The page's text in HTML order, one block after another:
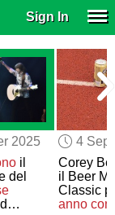
Sign In
2025
il
del
4
Corey
il Beer
Classic
anno